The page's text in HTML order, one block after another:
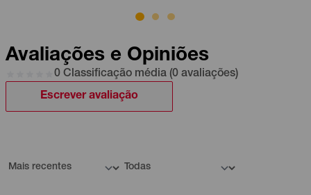
Avaliações e Opiniões
0 Classificação média (0 avaliações)
Escrever avaliação